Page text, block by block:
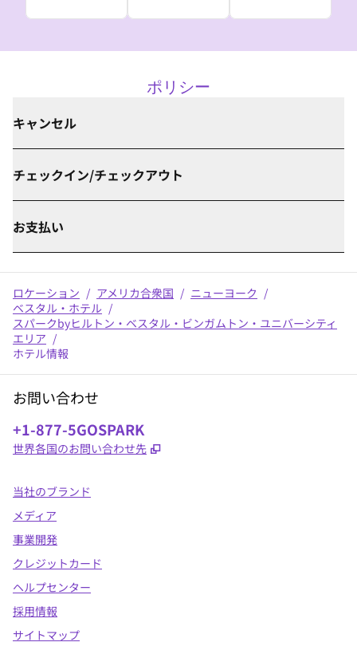
ポリシー
キャンセル
チェックイン/チェックアウト
お支払い
ロケーション / アメリカ合衆国 / ニューヨーク /
ベスタル・ホテル /
スパークbyヒルトン・ベスタル・ビンガムトン・ユニバーシティ
エリア /
ホテル情報
お問い合わせ
電話番号：
+1-877-5GOSPARK
世界各国のお問い合わせ先 ,
当社のブランド
メディア
事業開発
クレジットカード
ヘルプセンター
採用情報
サイトマップ